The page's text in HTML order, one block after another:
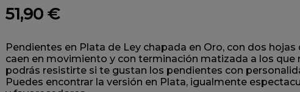
51,90 €
Pendientes en Plata de Ley chapada en Oro, con dos hojas
caen en movimiento y con terminación matizada a los que
podrás resistirte si te gustan los pendientes con
Puedes encontrar la versión en Plata, igualmente